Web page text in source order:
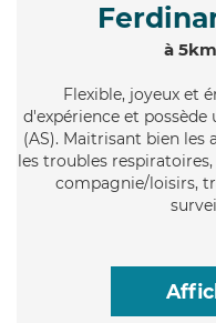
à
Flexible, joyeux et
d'expérience et
(AS). Maitrisant bien les
les troubles
compagnie/loisirs,